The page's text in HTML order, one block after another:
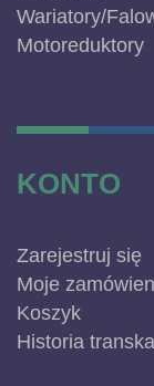
Wariatory/
Motoreduktory
KONTO
Zarejestruj się
Moje
Koszyk
Historia